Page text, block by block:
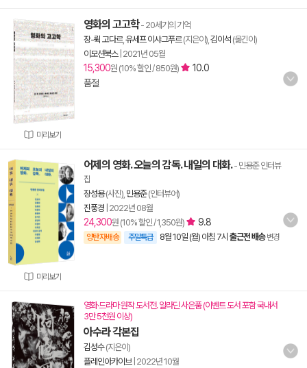
미리보기
영화의 고고학- 20세기의 기억
장-뤽 고다르, 유세프 이샤그푸르(지은이), 김이석 (옮긴이)
이모션북스| 2021년 05월
15,300원 (10% 할인 / 850원)
10.0
품절
미리보기
어제의 영화. 오늘의 감독. 내일의 대화.- 민용준 인터뷰
집
장성용(사진), 민용준(인터뷰어)
진풍경 2022년 08월
24,300원 (10% 할인 / 1,350원) 9.8
양탄자배송 주말특급 8월 10일 (월) 아침 7시 출근전 배송 변경
영화·드라마 원작 도서전. 알라딘 사은품 (이벤트 도서 포함 국내서
3만 5천원 이상)
아수라 각본집
김성수(지은이)
플레인아카이브| 2022년 10월